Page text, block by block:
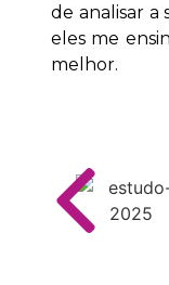
de analisar a
eles me
melhor.
Cada estudo,
carrega
todos os